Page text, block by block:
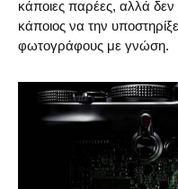
κάποιες παρέες, αλλά
κάποιος να την
φωτογράφους με γνώση.